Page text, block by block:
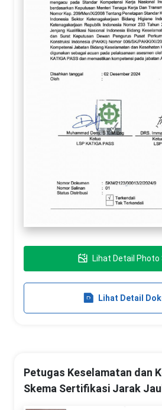
Lihat Detail Photo
Lihat Detail
Petugas Keselamatan dan
Skema Sertifikasi Jarak